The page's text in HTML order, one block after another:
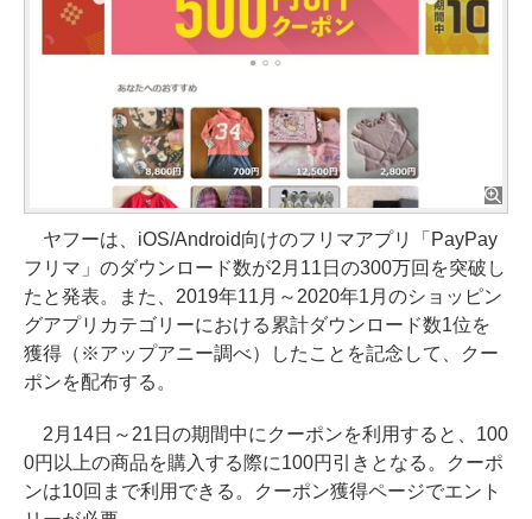
ヤフーは、iOS/Android向けのフリマアプリ「PayPay
フリマ」のダウンロード数が2月11日の300万回を突破し
たと発表。また、2019年11月～2020年1月のショッピン
グアプリカテゴリーにおける累計ダウンロード数1位を
獲得（※アップアニー調べ）したことを記念して、クー
ポンを配布する。
2月14日～21日の期間中にクーポンを利用すると、100
0円以上の商品を購入する際に100円引きとなる。クーポ
ンは10回まで利用できる。クーポン獲得ページでエント